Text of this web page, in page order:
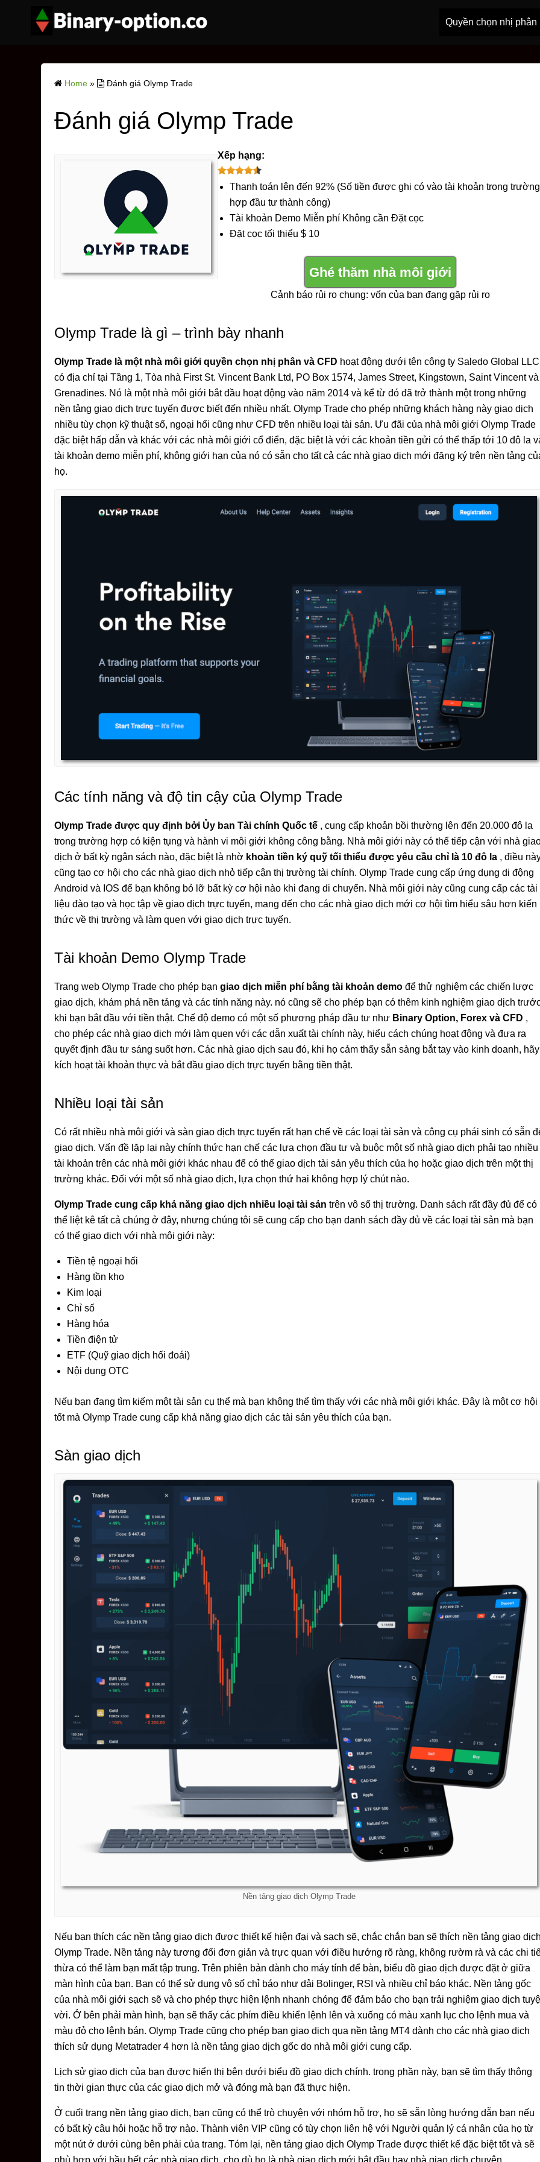
Quyền chọn nhị phân
Home » Đánh giá Olymp Trade
Đánh giá Olymp Trade
Xếp hạng:
Thanh toán lên đến 92% (Số tiền được ghi có vào tài khoản trong trường
hợp đầu tư thành công)
Tài khoản Demo Miễn phí Không cần Đặt cọc
Đặt cọc tối thiểu $ 10
Ghé thăm nhà môi giới
Cảnh báo rủi ro chung: vốn của bạn đang gặp rủi ro
Olymp Trade là gì – trình bày nhanh
Olymp Trade là một nhà môi giới quyền chọn nhị phân và CFD hoạt động dưới tên công ty Saledo Global
có địa chỉ tại Tầng 1, Tòa nhà First St. Vincent Bank Ltd, PO Box 1574, James Street, Kingstown, Saint Vincent và
Grenadines. Nó là một nhà môi giới bắt đầu hoạt động vào năm 2014 và kể từ đó đã trở thành một trong những
nền tảng giao dịch trực tuyến được biết đến nhiều nhất. Olymp Trade cho phép những khách hàng này giao dịch
nhiều tùy chọn kỹ thuật số, ngoại hối cũng như CFD trên nhiều loại tài sản. Ưu đãi của nhà môi giới Olymp Trade
đặc biệt hấp dẫn và khác với các nhà môi giới cổ điển, đặc biệt là với các khoản tiền gửi có thể thấp tới 10 đô la
tài khoản demo miễn phí, không giới hạn của nó có sẵn cho tất cả các nhà giao dịch mới đăng ký trên nền tảng
họ.
Các tính năng và độ tin cậy của Olymp Trade
Olymp Trade được quy định bởi Ủy ban Tài chính Quốc tế , cung cấp khoản bồi thường lên đến 20.000 đô la
trong trường hợp có kiện tụng và hành vi môi giới không công bằng. Nhà môi giới này có thể tiếp cận với nhà
dịch ở bất kỳ ngân sách nào, đặc biệt là nhờ khoản tiền ký quỹ tối thiểu được yêu cầu chỉ là 10 đô la , điều
cũng tạo cơ hội cho các nhà giao dịch nhỏ tiếp cận thị trường tài chính. Olymp Trade cung cấp ứng dụng di động
Android và IOS để bạn không bỏ lỡ bất kỳ cơ hội nào khi đang di chuyển. Nhà môi giới này cũng cung cấp các tài
liệu đào tạo và học tập về giao dịch trực tuyến, mang đến cho các nhà giao dịch mới cơ hội tìm hiểu sâu hơn kiến ​​
thức về thị trường và làm quen với giao dịch trực tuyến.
Tài khoản Demo Olymp Trade
Trang web Olymp Trade cho phép bạn giao dịch miễn phí bằng tài khoản demo để thử nghiệm các chiến lược
giao dịch, khám phá nền tảng và các tính năng này. nó cũng sẽ cho phép bạn có thêm kinh nghiệm giao dịch
khi bạn bắt đầu với tiền thật. Chế độ demo có một số phương pháp đầu tư như Binary Option, Forex và CFD ,
cho phép các nhà giao dịch mới làm quen với các dẫn xuất tài chính này, hiểu cách chúng hoạt động và đưa ra
quyết định đầu tư sáng suốt hơn. Các nhà giao dịch sau đó, khi họ cảm thấy sẵn sàng bắt tay vào kinh doanh, hãy
kích hoạt tài khoản thực và bắt đầu giao dịch trực tuyến bằng tiền thật.
Nhiều loại tài sản
Có rất nhiều nhà môi giới và sàn giao dịch trực tuyến rất hạn chế về các loại tài sản và công cụ phái sinh có sẵn
giao dịch. Vấn đề lặp lại này chính thức hạn chế các lựa chọn đầu tư và buộc một số nhà giao dịch phải tạo nhiều
tài khoản trên các nhà môi giới khác nhau để có thể giao dịch tài sản yêu thích của họ hoặc giao dịch trên một thị
trường khác. Đối với một số nhà giao dịch, lựa chọn thứ hai không hợp lý chút nào.
Olymp Trade cung cấp khả năng giao dịch nhiều loại tài sản trên vô số thị trường. Danh sách rất đầy đủ để có
thể liệt kê tất cả chúng ở đây, nhưng chúng tôi sẽ cung cấp cho bạn danh sách đầy đủ về các loại tài sản mà bạn
có thể giao dịch với nhà môi giới này:
Tiền tệ ngoại hối
Hàng tồn kho
Kim loại
Chỉ số
Hàng hóa
Tiền điện tử
ETF (Quỹ giao dịch hối đoái)
Nội dung OTC
Nếu bạn đang tìm kiếm một tài sản cụ thể mà bạn không thể tìm thấy với các nhà môi giới khác. Đây là một cơ hội
tốt mà Olymp Trade cung cấp khả năng giao dịch các tài sản yêu thích của bạn.
Sàn giao dịch
Nền tảng giao dịch Olymp Trade
Nếu bạn thích các nền tảng giao dịch được thiết kế hiện đại và sạch sẽ, chắc chắn bạn sẽ thích nền tảng giao
Olymp Trade. Nền tảng này tương đối đơn giản và trực quan với điều hướng rõ ràng, không rườm rà và các chi
thừa có thể làm bạn mất tập trung. Trên phiên bản dành cho máy tính để bàn, biểu đồ giao dịch được đặt ở giữa
màn hình của bạn. Bạn có thể sử dụng vô số chỉ báo như dải Bolinger, RSI và nhiều chỉ báo khác. Nền tảng gốc
của nhà môi giới sạch sẽ và cho phép thực hiện lệnh nhanh chóng để đảm bảo cho bạn trải nghiệm giao dịch
vời. Ở bên phải màn hình, bạn sẽ thấy các phím điều khiển lệnh lên và xuống có màu xanh lục cho lệnh mua và
màu đỏ cho lệnh bán. Olymp Trade cũng cho phép bạn giao dịch qua nền tảng MT4 dành cho các nhà giao dịch
thích sử dụng Metatrader 4 hơn là nền tảng giao dịch gốc do nhà môi giới cung cấp.
Lịch sử giao dịch của bạn được hiển thị bên dưới biểu đồ giao dịch chính. trong phần này, bạn sẽ tìm thấy thông
tin thời gian thực của các giao dịch mở và đóng mà bạn đã thực hiện.
Ở cuối trang nền tảng giao dịch, bạn cũng có thể trò chuyện với nhóm hỗ trợ, họ sẽ sẵn lòng hướng dẫn bạn nếu
có bất kỳ câu hỏi hoặc hỗ trợ nào. Thành viên VIP cũng có tùy chọn liên hệ với Người quản lý cá nhân của họ từ
một nút ở dưới cùng bên phải của trang. Tóm lại, nền tảng giao dịch Olymp Trade được thiết kế đặc biệt tốt và sẽ